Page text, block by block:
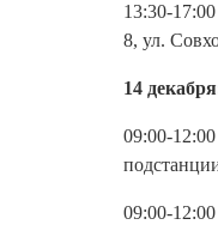
13:30-
8, ул.
14
09:00-
09:00-